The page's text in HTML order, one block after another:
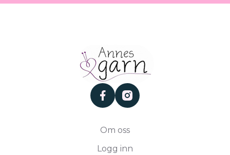
facebookinstagram
Om oss
Logg inn